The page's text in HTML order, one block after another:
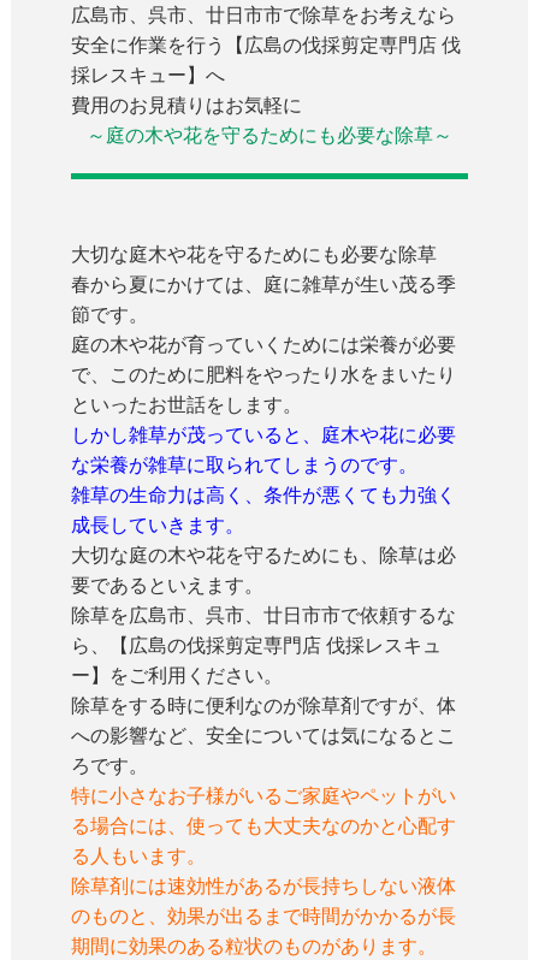
広島市、呉市、廿日市市で除草をお考えなら
安全に作業を行う【広島の伐採剪定専門店 伐
採レスキュー】へ
費用のお見積りはお気軽に
～庭の木や花を守るためにも必要な除草～
大切な庭木や花を守るためにも必要な除草
春から夏にかけては、庭に雑草が生い茂る季
節です。
庭の木や花が育っていくためには栄養が必要
で、このために肥料をやったり水をまいたり
といったお世話をします。
しかし雑草が茂っていると、庭木や花に必要
な栄養が雑草に取られてしまうのです。
雑草の生命力は高く、条件が悪くても力強く
成長していきます。
大切な庭の木や花を守るためにも、除草は必
要であるといえます。
除草を広島市、呉市、廿日市市で依頼するな
ら、【広島の伐採剪定専門店 伐採レスキュ
ー】をご利用ください。
除草をする時に便利なのが除草剤ですが、体
への影響など、安全については気になるとこ
ろです。
特に小さなお子様がいるご家庭やペットがい
る場合には、使っても大丈夫なのかと心配す
る人もいます。
除草剤には速効性があるが長持ちしない液体
のものと、効果が出るまで時間がかかるが長
期間に効果のある粒状のものがあります。